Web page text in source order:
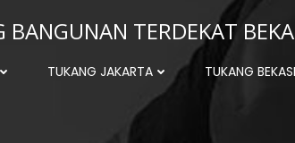
BANGUNAN TERDEKAT
TUKANG JAKARTA TUKANG BEKASI